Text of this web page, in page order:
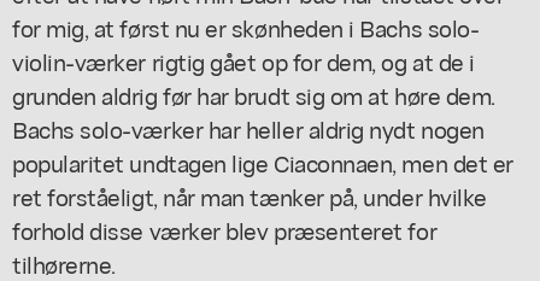
for mig, at først nu er skønheden i Bachs solo-
violin-værker rigtig gået op for dem, og at de i
grunden aldrig før har brudt sig om at høre dem.
Bachs solo-værker har heller aldrig nydt nogen
popularitet undtagen lige Ciaconnaen, men det er
ret forståeligt, når man tænker på, under hvilke
forhold disse værker blev præsenteret for
tilhørerne.